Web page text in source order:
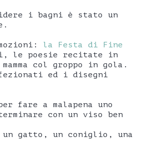
i bagni è stato un
la Festa di Fine
le poesie recitate in
col groppo in gola.
ed i disegni
fare a malapena uno
con un viso ben
un gatto, un coniglio, una